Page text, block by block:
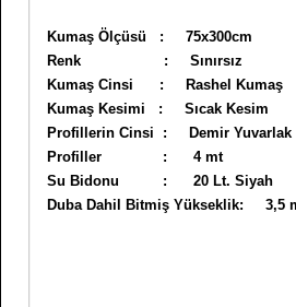
Kumaş Ölçüsü : 75x300cm
Renk : Sınırsız
Kumaş Cinsi : Rashel Kumaş
Kumaş Kesimi : Sıcak Kesim
Profillerin Cinsi : Demir Yuvarlak
Profiller : 4 mt
Su Bidonu : 20 Lt. Siyah
Duba Dahil Bitmiş Yükseklik: 3,5